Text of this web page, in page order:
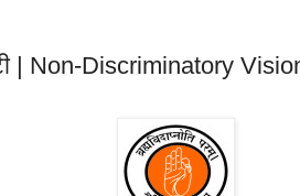
| Non-Discriminatory